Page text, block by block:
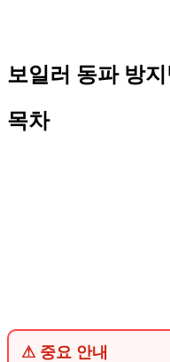
보일러 동파 방
목차
⚠ 중요 안내